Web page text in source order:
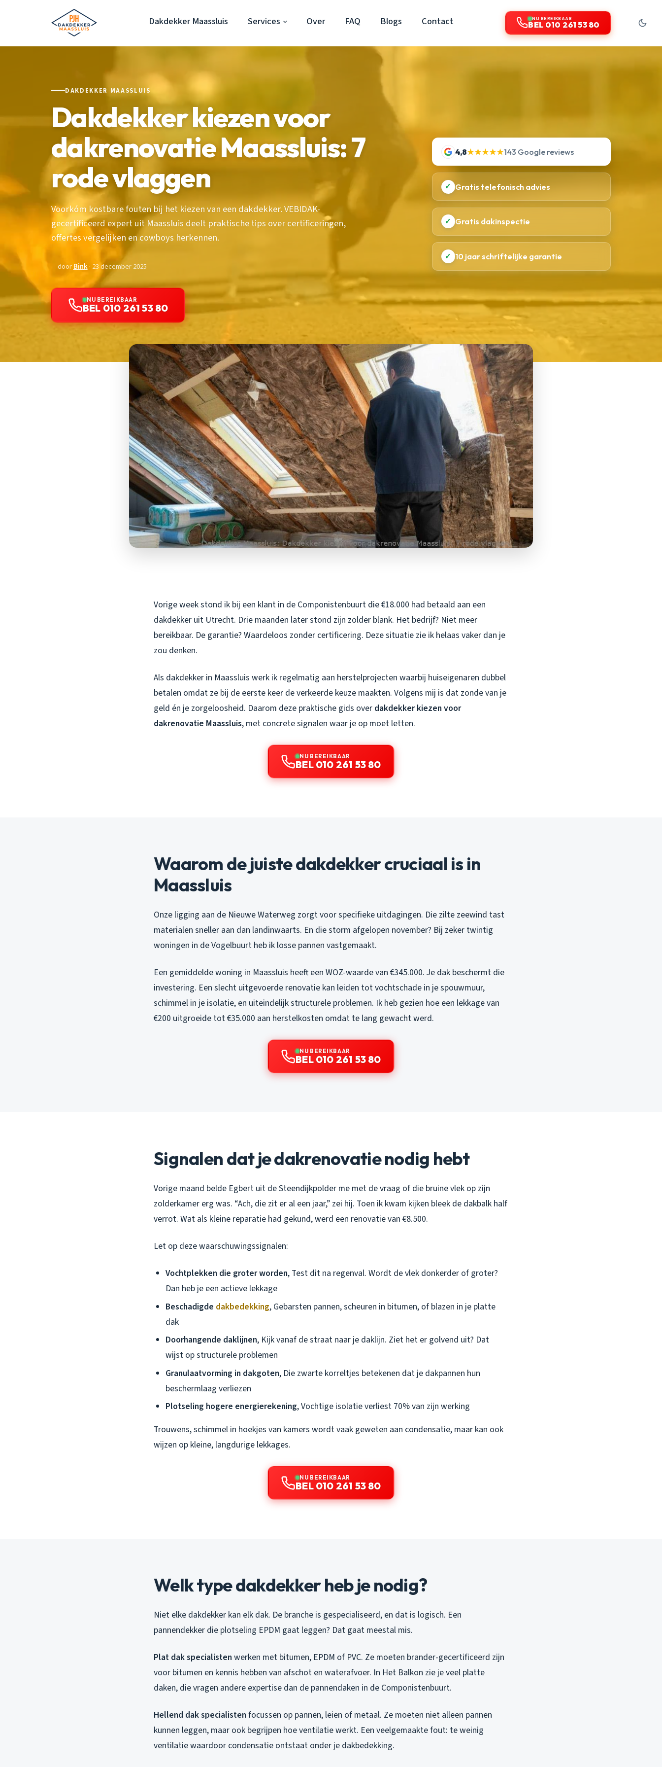
Dakdekker Maassluis Services Over FAQ Blogs Contact NU BEREIKBAAR
BEL 010 261 53 80
DAKDEKKER MAASSLUIS
Dakdekker kiezen voor
dakrenovatie Maassluis: 7
rode vlaggen
Voorkóm kostbare fouten bij het kiezen van een dakdekker. VEBIDAK-
gecertificeerd expert uit Maassluis deelt praktische tips over certificeringen,
offertes vergelijken en cowboys herkennen.
doorBink· 23 december 2025
NU BEREIKBAAR
BEL 010 261 53 80
4,8★★★★★143 Google reviews
✓ Gratis telefonisch advies
✓ Gratis dakinspectie
✓ 10 jaar schriftelijke garantie
Vorige week stond ik bij een klant in de Componistenbuurt die €18.000 had betaald aan een
dakdekker uit Utrecht. Drie maanden later stond zijn zolder blank. Het bedrijf? Niet meer
bereikbaar. De garantie? Waardeloos zonder certificering. Deze situatie zie ik helaas vaker dan je
zou denken.
Als dakdekker in Maassluis werk ik regelmatig aan herstelprojecten waarbij huiseigenaren dubbel
betalen omdat ze bij de eerste keer de verkeerde keuze maakten. Volgens mij is dat zonde van je
geld én je zorgeloosheid. Daarom deze praktische gids over dakdekker kiezen voor
dakrenovatie Maassluis, met concrete signalen waar je op moet letten.
NU BEREIKBAAR
BEL 010 261 53 80
Waarom de juiste dakdekker cruciaal is in
Maassluis
Onze ligging aan de Nieuwe Waterweg zorgt voor specifieke uitdagingen. Die zilte zeewind tast
materialen sneller aan dan landinwaarts. En die storm afgelopen november? Bij zeker twintig
woningen in de Vogelbuurt heb ik losse pannen vastgemaakt.
Een gemiddelde woning in Maassluis heeft een WOZ-waarde van €345.000. Je dak beschermt die
investering. Een slecht uitgevoerde renovatie kan leiden tot vochtschade in je spouwmuur,
schimmel in je isolatie, en uiteindelijk structurele problemen. Ik heb gezien hoe een lekkage van
€200 uitgroeide tot €35.000 aan herstelkosten omdat te lang gewacht werd.
NU BEREIKBAAR
BEL 010 261 53 80
Signalen dat je dakrenovatie nodig hebt
Vorige maand belde Egbert uit de Steendijkpolder me met de vraag of die bruine vlek op zijn
zolderkamer erg was. “Ach, die zit er al een jaar,” zei hij. Toen ik kwam kijken bleek de dakbalk half
verrot. Wat als kleine reparatie had gekund, werd een renovatie van €8.500.
Let op deze waarschuwingssignalen:
Vochtplekken die groter worden, Test dit na regenval. Wordt de vlek donkerder of groter?
Dan heb je een actieve lekkage
Beschadigde dakbedekking, Gebarsten pannen, scheuren in bitumen, of blazen in je platte
dak
Doorhangende daklijnen, Kijk vanaf de straat naar je daklijn. Ziet het er golvend uit? Dat
wijst op structurele problemen
Granulaatvorming in dakgoten, Die zwarte korreltjes betekenen dat je dakpannen hun
beschermlaag verliezen
Plotseling hogere energierekening, Vochtige isolatie verliest 70% van zijn werking
Trouwens, schimmel in hoekjes van kamers wordt vaak geweten aan condensatie, maar kan ook
wijzen op kleine, langdurige lekkages.
NU BEREIKBAAR
BEL 010 261 53 80
Welk type dakdekker heb je nodig?
Niet elke dakdekker kan elk dak. De branche is gespecialiseerd, en dat is logisch. Een
pannendekker die plotseling EPDM gaat leggen? Dat gaat meestal mis.
Plat dak specialisten werken met bitumen, EPDM of PVC. Ze moeten brander-gecertificeerd zijn
voor bitumen en kennis hebben van afschot en waterafvoer. In Het Balkon zie je veel platte
daken, die vragen andere expertise dan de pannendaken in de Componistenbuurt.
Hellend dak specialisten focussen op pannen, leien of metaal. Ze moeten niet alleen pannen
kunnen leggen, maar ook begrijpen hoe ventilatie werkt. Een veelgemaakte fout: te weinig
ventilatie waardoor condensatie ontstaat onder je dakbedekking.